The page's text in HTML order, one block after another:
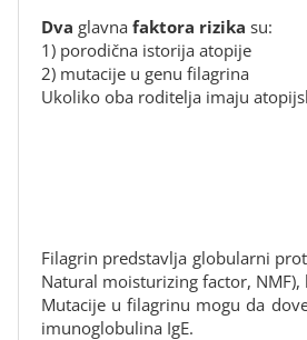
Svaka čast! Cenovno
Aleksandar
Dva glavna faktora rizika su:
1) porodična istorija atopije
2) mutacije u genu filagrina
Ukoliko oba roditelja imaju
Filagrin predstavlja globularni
Natural moisturizing factor,
Mutacije u filagrinu mogu da
imunoglobulina IgE.